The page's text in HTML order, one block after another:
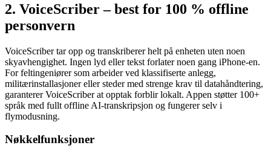
2. VoiceScriber – best for 100 % offline
personvern
VoiceScriber tar opp og transkriberer helt på enheten uten noen
skyavhengighet. Ingen lyd eller tekst forlater noen gang iPhone-en.
For feltingeniører som arbeider ved klassifiserte anlegg,
militærinstallasjoner eller steder med strenge krav til datahåndtering,
garanterer VoiceScriber at opptak forblir lokalt. Appen støtter 100+
språk med fullt offline AI-transkripsjon og fungerer selv i
flymodusning.
Nøkkelfunksjoner